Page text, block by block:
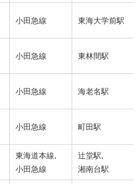
小田急線 東海大学前駅
小田急線 東林間駅
小田急線 海老名駅
小田急線 町田駅
東海道本線,
小田急線
辻堂駅,
湘南台駅